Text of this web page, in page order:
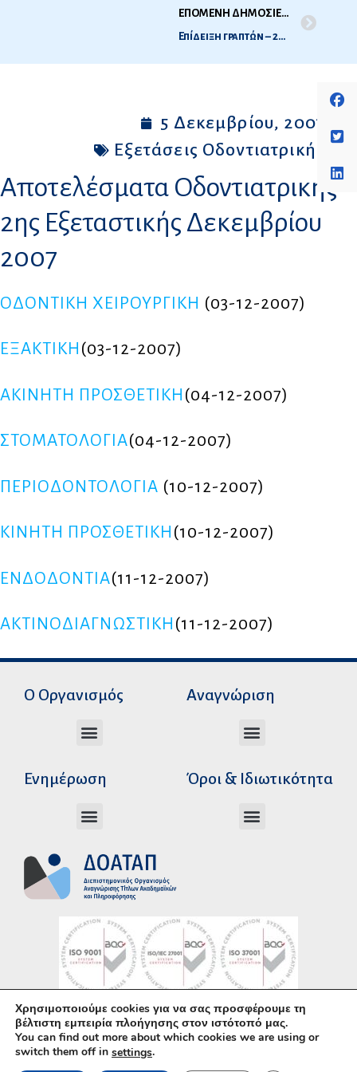
ΕΠΟΜΕΝΗ ΔΗΜΟΣΙΕΥΣΗ
Επίδειξη γραπτών – 2η Εξεταστική Ιατρικής και Οδοντιατρικής 2007
5 Δεκεμβρίου, 2007
Εξετάσεις Οδοντιατρικής
Αποτελέσματα Οδοντιατρικής
2ης Εξεταστικής Δεκεμβρίου
2007
ΟΔΟΝΤΙΚΗ ΧΕΙΡΟΥΡΓΙΚΗ (03-12-2007)
ΕΞΑΚΤΙΚΗ (03-12-2007)
ΑΚΙΝΗΤΗ ΠΡΟΣΘΕΤΙΚΗ (04-12-2007)
ΣΤΟΜΑΤΟΛΟΓΙΑ(04-12-2007)
ΠΕΡΙΟΔΟΝΤΟΛΟΓΙΑ (10-12-2007)
ΚΙΝΗΤΗ ΠΡΟΣΘΕΤΙΚΗ (10-12-2007)
ΕΝΔΟΔΟΝΤΙΑ(11-12-2007)
ΑΚΤΙΝΟΔΙΑΓΝΩΣΤΙΚΗ (11-12-2007)
Ο Οργανισμός Αναγνώριση
Ενημέρωση Όροι & Ιδιωτικότητα
Υλοποίηση με χρήση τουΑνοικτού Λογισμικού
WordPress• Άδεια χρήσης περιεχομένου:CC–
BY–SA
Χρησιμοποιούμε cookies για να σας προσφέρουμε τη
βέλτιστη εμπειρία πλοήγησης στον ιστότοπό μας.
You can find out more about which cookies we are using or
switch them off in settings.